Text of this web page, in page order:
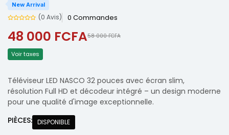
New Arrival
(0 Avis) 0 Commandes
48 000 FCFA58 000 FCFA
Voir taxes
Téléviseur LED NASCO 32 pouces avec écran slim,
résolution Full HD et décodeur intégré – un design moderne
pour une qualité d'image exceptionnelle.
PIÈCES: DISPONIBLE